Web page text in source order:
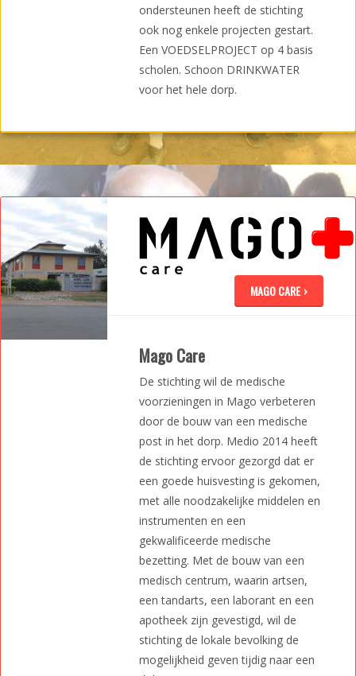
ondersteunen heeft de stichting
ook nog enkele projecten gestart.
Een VOEDSELPROJECT op 4 basis
scholen. Schoon DRINKWATER
voor het hele dorp.
MAGO CARE
Mago Care
De stichting wil de medische
voorzieningen in Mago verbeteren
door de bouw van een medische
post in het dorp. Medio 2014 heeft
de stichting ervoor gezorgd dat er
een goede huisvesting is gekomen,
met alle noodzakelijke middelen en
instrumenten en een
gekwalificeerde medische
bezetting. Met de bouw van een
medisch centrum, waarin artsen,
een tandarts, een laborant en een
apotheek zijn gevestigd, wil de
stichting de lokale bevolking de
mogelijkheid geven tijdig naar een